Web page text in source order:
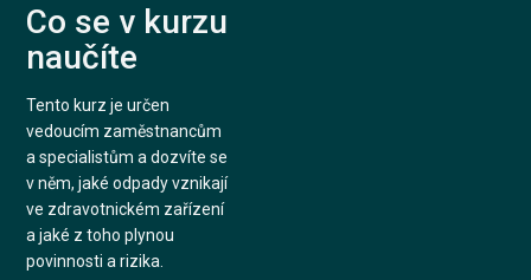
Co se v kurzu
naučíte
Tento kurz je určen
vedoucím zaměstnancům
a specialistům a dozvíte se
v něm, jaké odpady vznikají
ve zdravotnickém zařízení
a jaké z toho plynou
povinnosti a rizika.